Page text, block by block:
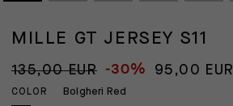
MILLE GT JERSEY S11
135,00 EUR -30% 95,00 EUR
COLOR Bolgheri Red